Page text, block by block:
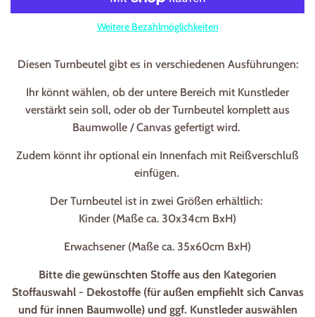
Weitere Bezahlmöglichkeiten
Diesen Turnbeutel gibt es in verschiedenen Ausführungen:
Ihr könnt wählen, ob der untere Bereich mit Kunstleder
verstärkt sein soll, oder ob der Turnbeutel komplett aus
Baumwolle / Canvas gefertigt wird.
Zudem könnt ihr optional ein Innenfach mit Reißverschluß
einfügen.
Der Turnbeutel ist in zwei Größen erhältlich:
Kinder (Maße ca. 30x34cm BxH)
Erwachsener (Maße ca. 35x60cm BxH)
Bitte die gewünschten Stoffe aus den Kategorien
Stoffauswahl - Dekostoffe (für außen empfiehlt sich Canvas
und für innen Baumwolle) und ggf. Kunstleder auswählen